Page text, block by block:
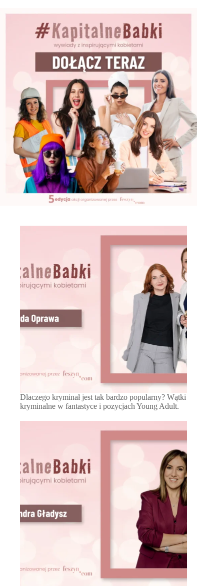
Dlaczego kryminał jest tak bardzo popularny? Wątki
kryminalne w fantastyce i pozycjach Young Adult.